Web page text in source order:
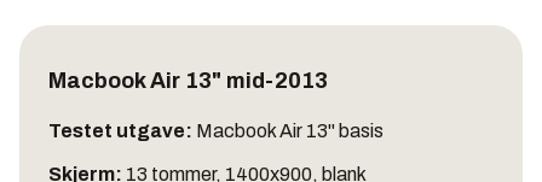
Macbook Air 13" mid-2013
Testet utgave: Macbook Air 13" basis
Skjerm: 13 tommer, 1400x900, blank